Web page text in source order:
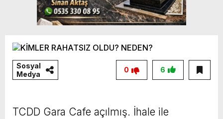
Sosyal
Medya
6
0
TCDD Gara Cafe açılmış. İhale ile